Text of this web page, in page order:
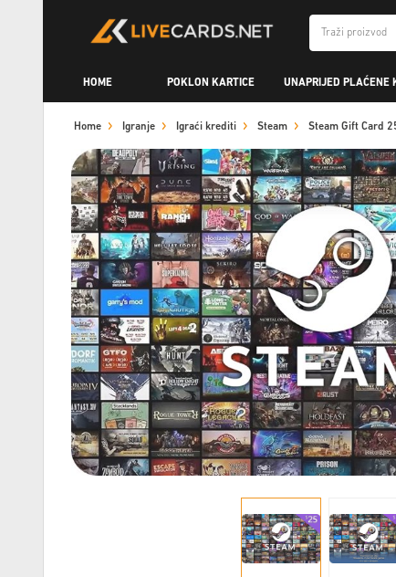
HOME POKLON KARTICE UNAPRIJED PLAĆENE
Home Igranje Igraći krediti Steam Steam Gift Card